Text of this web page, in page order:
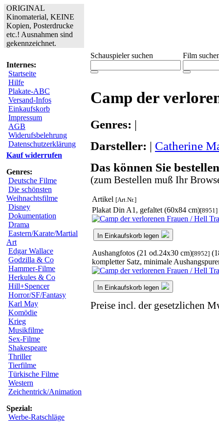
ORIGINAL
Kinomaterial, KEINE
Kopien, Posterdrucke
etc.! Ausnahmen sind
gekennzeichnet.
Internes:
Startseite
Hilfe
Plakate-ABC
Versand-Infos
Einkaufskorb
Impressum
AGB
Widerufsbelehrung
Datenschutzerklärung
Kauf widerrufen
Genres:
Deutsche Filme
Die schönsten
Weihnachtsfilme
Disney
Dokumentation
Drama
Eastern/Karate/Martial
Art
Edgar Wallace
Godzilla & Co
Hammer-Filme
Herkules & Co
Hill+Spencer
Horror/SF/Fantasy
Karl May
Komödie
Krieg
Musikfilme
Sex-Filme
Shakespeare
Thriller
Tierfilme
Türkische Filme
Western
Zeichentrick/Animation
Spezial:
Werbe-Ratschläge
Schauspieler suchen Film
Camp der
Genres: |
Darsteller: | Catherine
Das können Sie
(zum Bestellen muß Ihr
Artikel [Art.Nr.]
Plakat Din A1, gefaltet (60x84 cm)[8951]
In Einkaufskorb legen
Aushangfotos (21 od.24x30 cm)[8952]
kompletter Satz, minimale
In Einkaufskorb legen
Preise incl. der gesetzlichen